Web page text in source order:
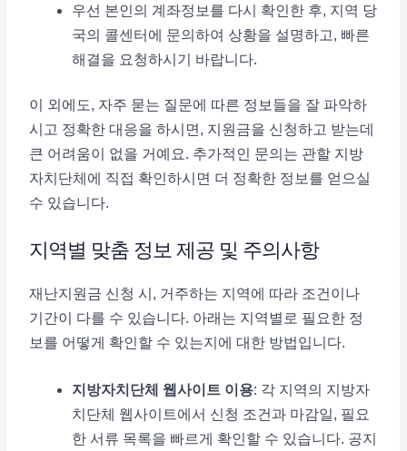
우선 본인의 계좌정보를 다시 확인한 후, 지역 당
국의 콜센터에 문의하여 상황을 설명하고, 빠른
해결을 요청하시기 바랍니다.
이 외에도, 자주 묻는 질문에 따른 정보들을 잘 파악하
시고 정확한 대응을 하시면, 지원금을 신청하고 받는데
큰 어려움이 없을 거예요. 추가적인 문의는 관할 지방
자치단체에 직접 확인하시면 더 정확한 정보를 얻으실
수 있습니다.
지역별 맞춤 정보 제공 및 주의사항
재난지원금 신청 시, 거주하는 지역에 따라 조건이나
기간이 다를 수 있습니다. 아래는 지역별로 필요한 정
보를 어떻게 확인할 수 있는지에 대한 방법입니다.
지방자치단체 웹사이트 이용: 각 지역의 지방자
치단체 웹사이트에서 신청 조건과 마감일, 필요
한 서류 목록을 빠르게 확인할 수 있습니다. 공지